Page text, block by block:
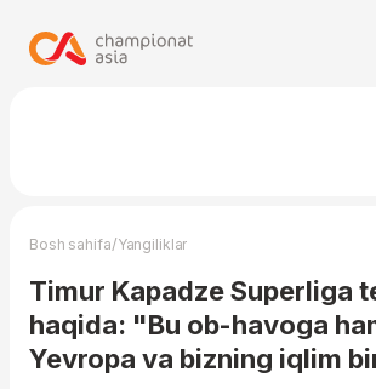
Bosh sahifa/Yangiliklar
Timur Kapadze Superliga
haqida: "Bu ob-havoga
Yevropa va bizning iqlim